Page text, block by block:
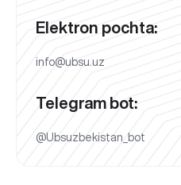
Elektron pochta:
info@ubsu.uz
Telegram bot:
@Ubsuzbekistan_bot